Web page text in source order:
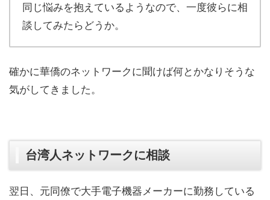
同じ悩みを抱えているようなので、一度彼らに相
談してみたらどうか。
確かに華僑のネットワークに聞けば何とかなりそうな
気がしてきました。
台湾人ネットワークに相談
翌日、元同僚で大手電子機器メーカーに勤務している